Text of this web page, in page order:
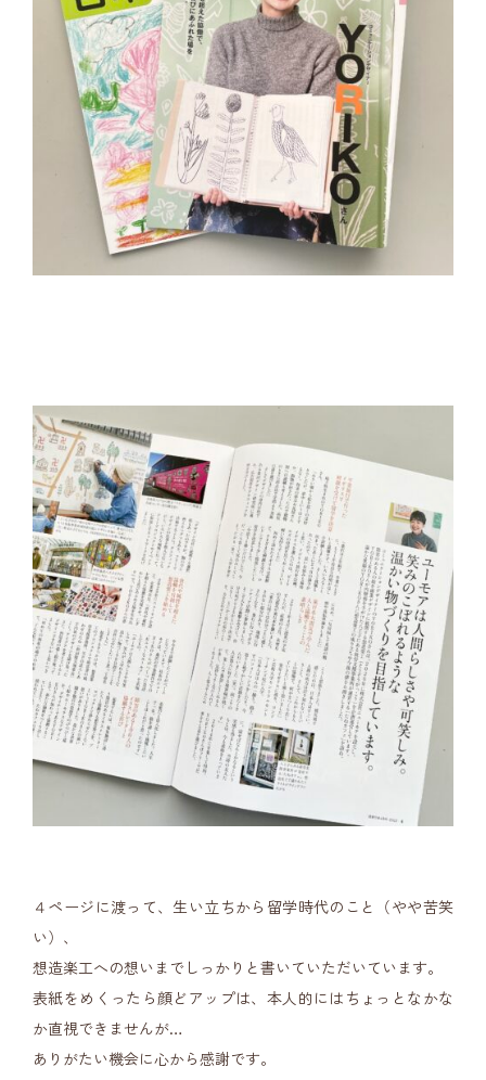
４ページに渡って、生い立ちから留学時代のこと（やや苦笑
い）、
想造楽工への想いまでしっかりと書いていただいています。
表紙をめくったら顔どアップは、本人的にはちょっとなかな
か直視できませんが…
ありがたい機会に心から感謝です。